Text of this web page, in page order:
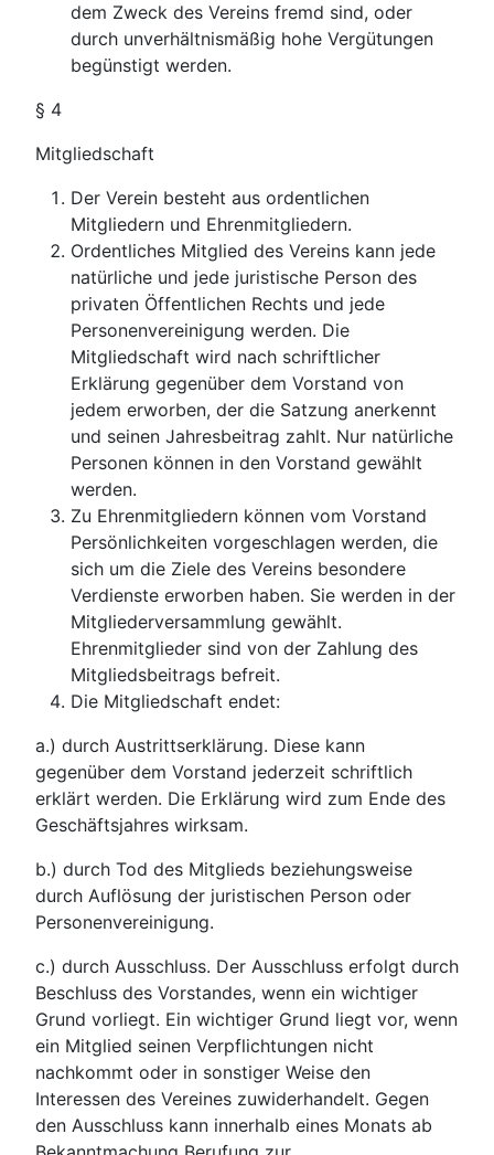
dem Zweck des Vereins fremd sind, oder
durch unverhältnismäßig hohe Vergütungen
begünstigt werden.
§ 4
Mitgliedschaft
Der Verein besteht aus ordentlichen
Mitgliedern und Ehrenmitgliedern.
Ordentliches Mitglied des Vereins kann jede
natürliche und jede juristische Person des
privaten Öffentlichen Rechts und jede
Personenvereinigung werden. Die
Mitgliedschaft wird nach schriftlicher
Erklärung gegenüber dem Vorstand von
jedem erworben, der die Satzung anerkennt
und seinen Jahresbeitrag zahlt. Nur natürliche
Personen können in den Vorstand gewählt
werden.
Zu Ehrenmitgliedern können vom Vorstand
Persönlichkeiten vorgeschlagen werden, die
sich um die Ziele des Vereins besondere
Verdienste erworben haben. Sie werden in der
Mitgliederversammlung gewählt.
Ehrenmitglieder sind von der Zahlung des
Mitgliedsbeitrags befreit.
Die Mitgliedschaft endet:
a.) durch Austrittserklärung. Diese kann
gegenüber dem Vorstand jederzeit schriftlich
erklärt werden. Die Erklärung wird zum Ende des
Geschäftsjahres wirksam.
b.) durch Tod des Mitglieds beziehungsweise
durch Auflösung der juristischen Person oder
Personenvereinigung.
c.) durch Ausschluss. Der Ausschluss erfolgt durch
Beschluss des Vorstandes, wenn ein wichtiger
Grund vorliegt. Ein wichtiger Grund liegt vor, wenn
ein Mitglied seinen Verpflichtungen nicht
nachkommt oder in sonstiger Weise den
Interessen des Vereines zuwiderhandelt. Gegen
den Ausschluss kann innerhalb eines Monats ab